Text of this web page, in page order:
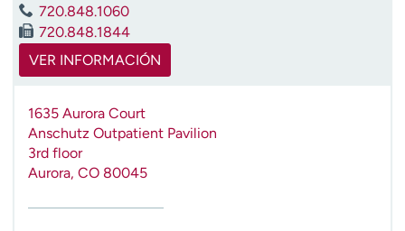
c
o
n
720.848.1060
720.848.1844
VER INFORMACIÓN
1635 Aurora Court
Anschutz Outpatient Pavilion
3rd floor
Aurora, CO 80045